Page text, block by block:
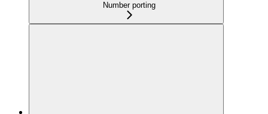
Number porting